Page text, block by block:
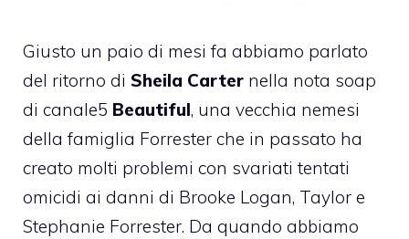
Giusto un paio di mesi fa abbiamo parlato
del ritorno di Sheila Carter nella nota soap
di canale5 Beautiful, una vecchia nemesi
della famiglia Forrester che in passato ha
creato molti problemi con svariati tentati
omicidi ai danni di Brooke Logan, Taylor e
Stephanie Forrester. Da quando abbiamo